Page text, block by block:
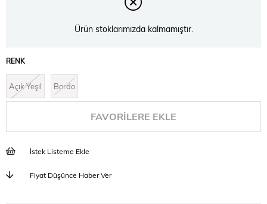
Ürün stoklarımızda kalmamıştır.
RENK
Açık Yeşil Bordo
FAVORILERE EKLE
İstek Listeme Ekle
Fiyat Düşünce Haber Ver